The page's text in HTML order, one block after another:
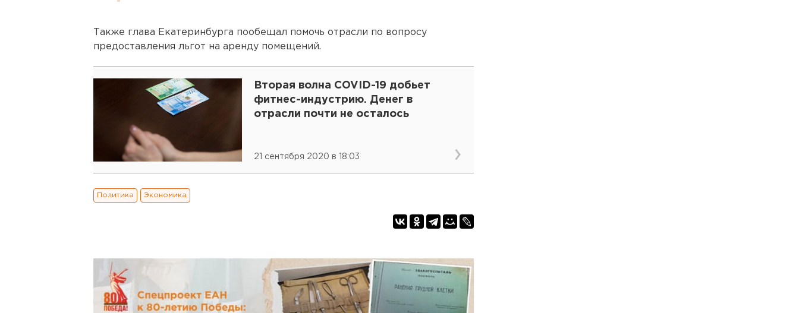
Также глава Екатеринбурга пообещал помочь отрасли по вопросу
предоставления льгот на аренду помещений.
Вторая волна COVID-19 добьет
фитнес-индустрию. Денег в
отрасли почти не осталось
21 сентября 2020 в 18:03
Политика Экономика